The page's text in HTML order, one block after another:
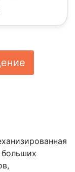
больших